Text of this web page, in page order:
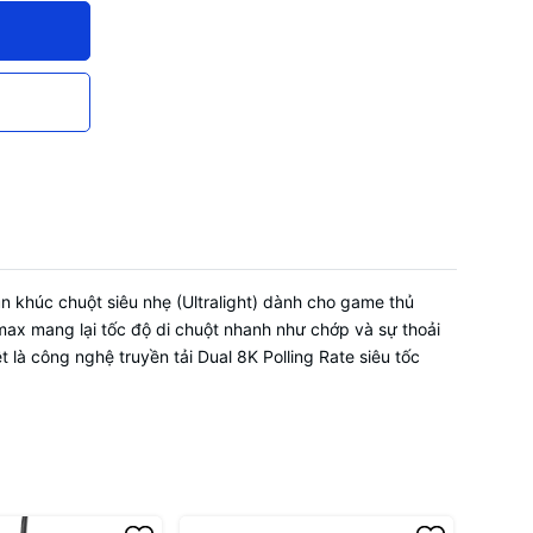
hành
lỗi
hoạt
Khung
không bị
kiện
chuột siêu nhẹ (Ultralight) dành cho game thủ
mang lại tốc độ di chuột nhanh như chớp và sự thoải
công nghệ truyền tải Dual 8K Polling Rate siêu tốc